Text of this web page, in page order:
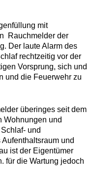
mit
Rauchmelder der
Der laute Alarm des
rechtzeitig vor der
Vorsprung, sich und
und die Feuerwehr zu
überinges seit dem
Wohnungen und
und
und
ist der Eigentümer
für die Wartung jedoch